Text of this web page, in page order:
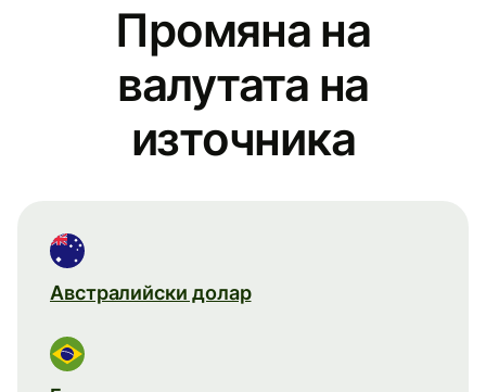
Промяна на
валутата на
източника
Австралийски долар